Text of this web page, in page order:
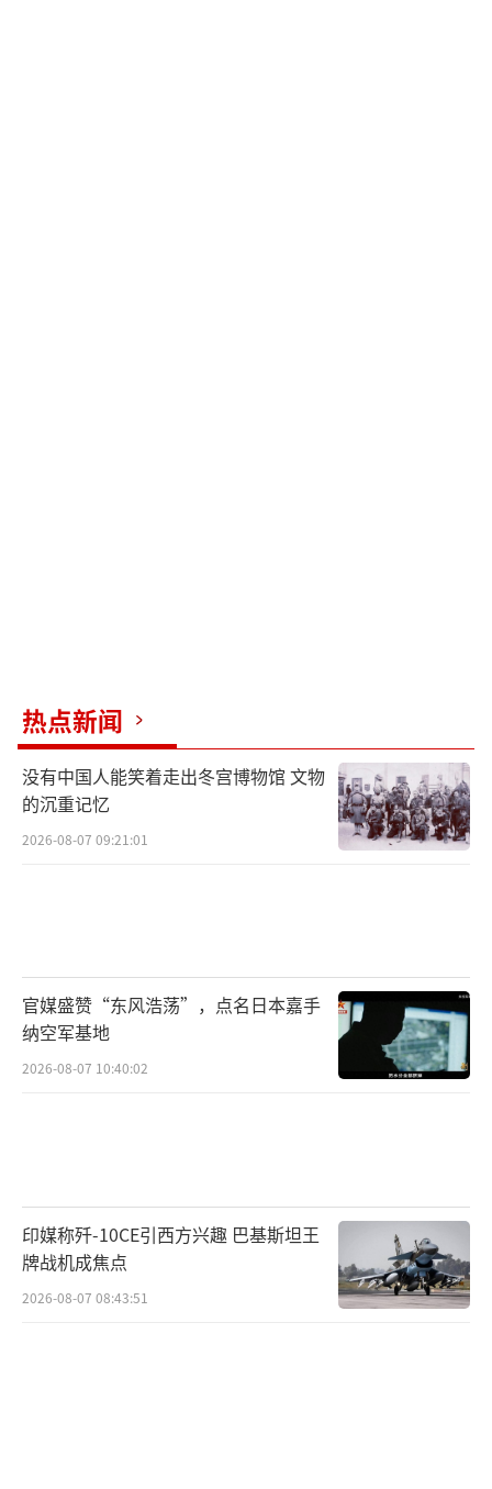
热点新闻
没有中国人能笑着走出冬宫博物馆 文物
的沉重记忆
2026-08-07 09:21:01
官媒盛赞“东风浩荡”，点名日本嘉手
纳空军基地
2026-08-07 10:40:02
印媒称歼-10CE引西方兴趣 巴基斯坦王
牌战机成焦点
2026-08-07 08:43:51